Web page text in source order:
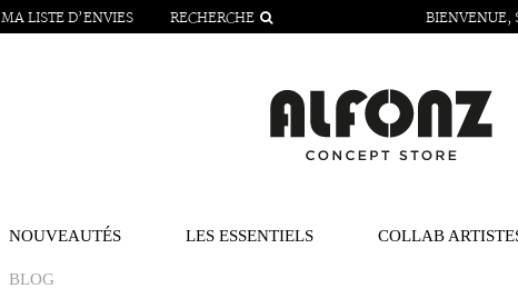
MA LISTE D’ENVIES RECHERCHE BIENVENUE,
NOUVEAUTÉS LES ESSENTIELS COLLAB
BLOG